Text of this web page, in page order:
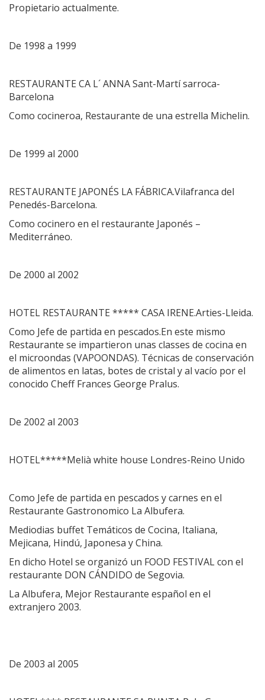
Propietario actualmente.
De 1998 a 1999
RESTAURANTE CA L´ ANNA Sant-Martí sarroca-
Barcelona
Como cocineroa, Restaurante de una estrella Michelin.
De 1999 al 2000
RESTAURANTE JAPONÉS LA FÁBRICA.Vilafranca del
Penedés-Barcelona.
Como cocinero en el restaurante Japonés –
Mediterráneo.
De 2000 al 2002
HOTEL RESTAURANTE ***** CASA IRENE.Arties-Lleida.
Como Jefe de partida en pescados.En este mismo
Restaurante se impartieron unas classes de cocina en
el microondas (VAPOONDAS). Técnicas de conservación
de alimentos en latas, botes de cristal y al vacío por el
conocido Cheff Frances George Pralus.
De 2002 al 2003
HOTEL*****Melià white house Londres-Reino Unido
Como Jefe de partida en pescados y carnes en el
Restaurante Gastronomico La Albufera.
Mediodias buffet Temáticos de Cocina, Italiana,
Mejicana, Hindú, Japonesa y China.
En dicho Hotel se organizó un FOOD FESTIVAL con el
restaurante DON CÁNDIDO de Segovia.
La Albufera, Mejor Restaurante español en el
extranjero 2003.
De 2003 al 2005